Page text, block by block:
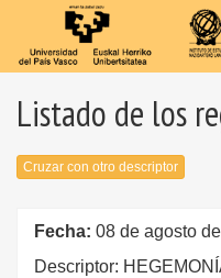
Listado de los
Cruzar con otro descriptor
Fecha: 08 de agosto
Descriptor: